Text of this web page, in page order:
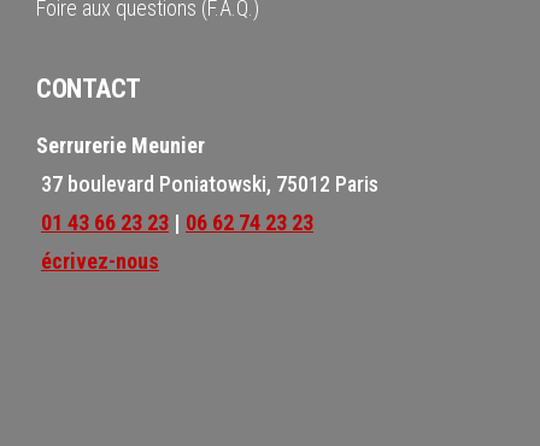
Foire aux questions (F.A.Q.)
CONTACT
Serrurerie Meunier
37 boulevard Poniatowski, 75012 Paris
01 43 66 23 23 | 06 62 74 23 23
écrivez-nous